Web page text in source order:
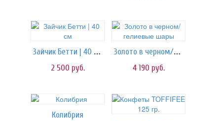
Зайчик Бетти | 40 см
2 500 руб.
Золото в черном/гелиевые шары
4 190 руб.
Колибрия